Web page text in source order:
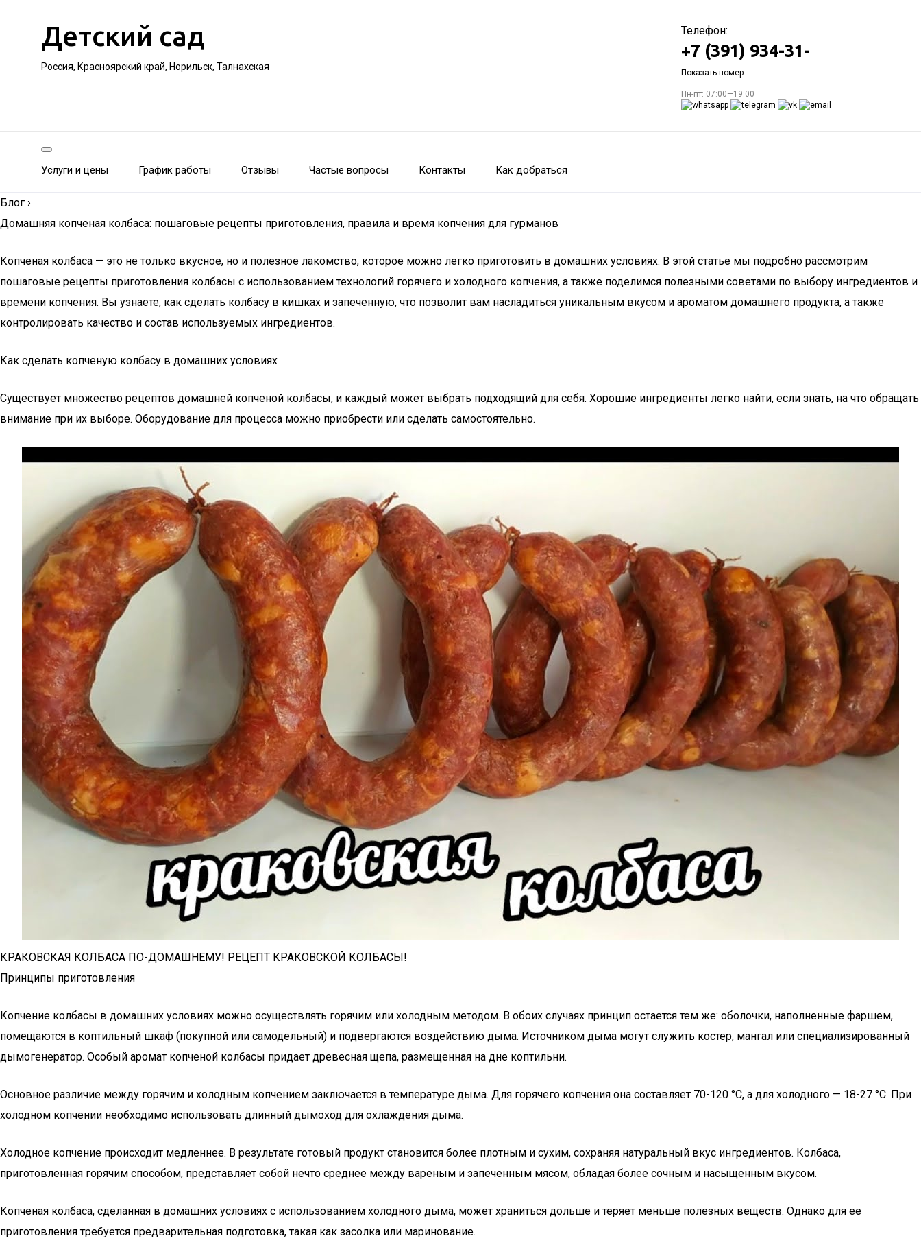
Детский сад
Россия, Красноярский край, Норильск, Талнахская
Телефон:
+7 (391) 934-31-
Показать номер
Пн-пт: 07:00—19:00
Услуги и цены График работы Отзывы Частые вопросы Контакты Как добраться
Блог ›
Домашняя копченая колбаса: пошаговые рецепты приготовления, правила и время копчения для гурманов
Копченая колбаса — это не только вкусное, но и полезное лакомство, которое можно легко приготовить в домашних условиях. В этой статье мы подробно рассмотрим
пошаговые рецепты приготовления колбасы с использованием технологий горячего и холодного копчения, а также поделимся полезными советами по выбору ингредиентов и
времени копчения. Вы узнаете, как сделать колбасу в кишках и запеченную, что позволит вам насладиться уникальным вкусом и ароматом домашнего продукта, а также
контролировать качество и состав используемых ингредиентов.
Как сделать копченую колбасу в домашних условиях
Существует множество рецептов домашней копченой колбасы, и каждый может выбрать подходящий для себя. Хорошие ингредиенты легко найти, если знать, на что обращать
внимание при их выборе. Оборудование для процесса можно приобрести или сделать самостоятельно.
КРАКОВСКАЯ КОЛБАСА ПО-ДОМАШНЕМУ! РЕЦЕПТ КРАКОВСКОЙ КОЛБАСЫ!
Принципы приготовления
Копчение колбасы в домашних условиях можно осуществлять горячим или холодным методом. В обоих случаях принцип остается тем же: оболочки, наполненные фаршем,
помещаются в коптильный шкаф (покупной или самодельный) и подвергаются воздействию дыма. Источником дыма могут служить костер, мангал или специализированный
дымогенератор. Особый аромат копченой колбасы придает древесная щепа, размещенная на дне коптильни.
Основное различие между горячим и холодным копчением заключается в температуре дыма. Для горячего копчения она составляет 70-120 °С, а для холодного — 18-27 °С. При
холодном копчении необходимо использовать длинный дымоход для охлаждения дыма.
Холодное копчение происходит медленнее. В результате готовый продукт становится более плотным и сухим, сохраняя натуральный вкус ингредиентов. Колбаса,
приготовленная горячим способом, представляет собой нечто среднее между вареным и запеченным мясом, обладая более сочным и насыщенным вкусом.
Копченая колбаса, сделанная в домашних условиях с использованием холодного дыма, может храниться дольше и теряет меньше полезных веществ. Однако для ее
приготовления требуется предварительная подготовка, такая как засолка или маринование.